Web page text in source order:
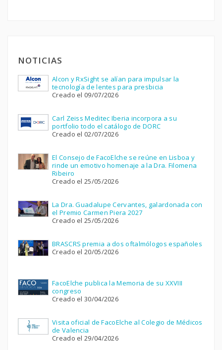
NOTICIAS
Alcon y RxSight se alían para impulsar la
tecnología de lentes para presbicia
Creado el 09/07/2026
Carl Zeiss Meditec Iberia incorpora a su
portfolio todo el catálogo de DORC
Creado el 02/07/2026
El Consejo de FacoElche se reúne en Lisboa y
rinde un emotivo homenaje a la Dra. Filomena
Ribeiro
Creado el 25/05/2026
La Dra. Guadalupe Cervantes, galardonada con
el Premio Carmen Piera 2027
Creado el 25/05/2026
BRASCRS premia a dos oftalmólogos españoles
Creado el 20/05/2026
FacoElche publica la Memoria de su XXVIII
congreso
Creado el 30/04/2026
Visita oficial de FacoElche al Colegio de Médicos
de Valencia
Creado el 29/04/2026